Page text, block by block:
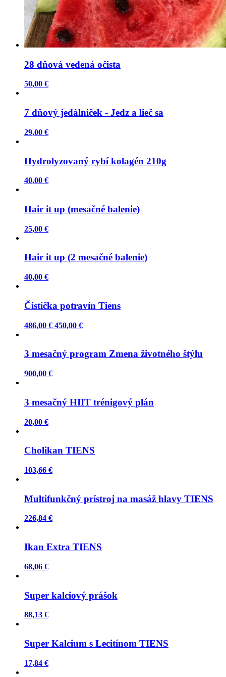
28 dňová vedená očista
50,00 €
7 dňový jedálniček - Jedz a lieč sa
29,00 €
Hydrolyzovaný rybí kolagén 210g
40,00 €
Hair it up (mesačné balenie)
25,00 €
Hair it up (2 mesačné balenie)
40,00 €
Čistička potravín Tiens
486,00 € 450,00 €
3 mesačný program Zmena životného štýlu
900,00 €
3 mesačný HIIT trénigový plán
20,00 €
Cholikan TIENS
103,66 €
Multifunkčný prístroj na masáž hlavy TIENS
226,84 €
Ikan Extra TIENS
68,06 €
Super kalciový prášok
88,13 €
Super Kalcium s Lecitínom TIENS
17,84 €